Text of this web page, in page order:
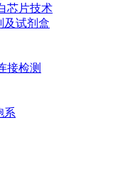
芯片技术
及试剂盒
接检测
系